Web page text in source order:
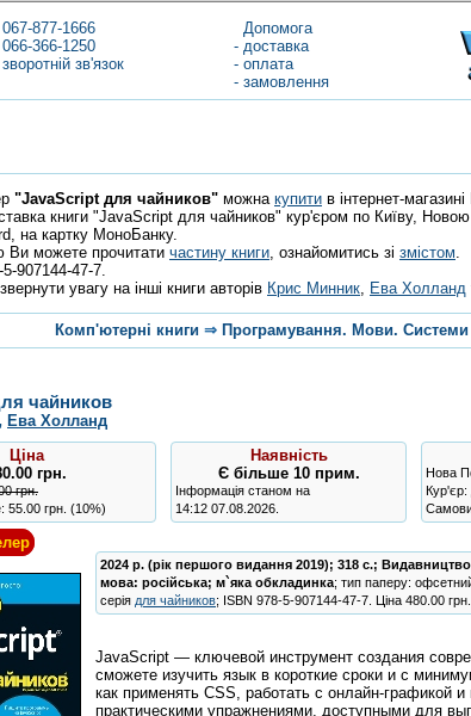
067-877-1666
066-366-1250
зворотній зв'язок
Допомога
- доставка
- оплата
- замовлення
"JavaScript для чайников" можна купити в інтернет-
книги "JavaScript для чайников" кур'єром по Київу,
на картку МоноБанку.
Ви можете прочитати частину книги , ознайомитись зі змістом
907144-47-7.
увагу на інші книги авторів Крис Минник Ева Холланд
Комп'ютерні книги ⇒ Програмування. Мови.
чайников
, Ева Холланд
Ціна
грн.
грн.
55.00 грн. (10%)
Наявність
Є більше 10 прим.
Інформація станом на
14:12 07.08.2026.
Нова
Кур'єр:
2024 р. (рік першого видання 2019); 318 с.;
мова: російська; м`яка обкладинка; тип паперу:
серія для чайников; ISBN 978-5-907144-47-7 Ціна 480.00 грн.
JavaScript — ключевой инструмент создания
сможете изучить язык в короткие сроки и с
как применять CSS, работать с онлайн-
практическими упражнениями, доступными для